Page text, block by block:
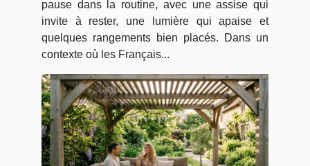
pause dans la routine, avec une assise qui
invite à rester, une lumière qui apaise et
quelques rangements bien placés. Dans un
contexte où les Français...